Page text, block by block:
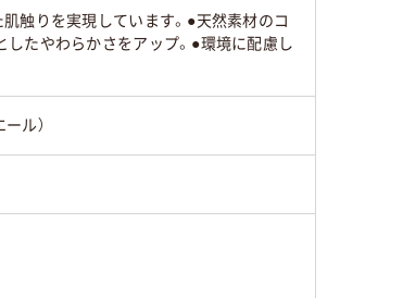
触りを実現しています。●天然素材のコ
したやわらかさをアップ。●環境に配慮し
ル）